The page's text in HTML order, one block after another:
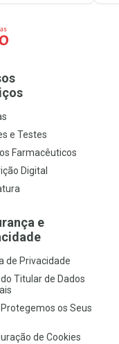
e Testes
Farmacêuticos
Digital
e
de Privacidade
Titular de Dados
os Seus
de Cookies